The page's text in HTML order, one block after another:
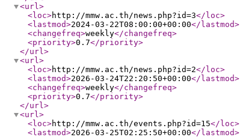
<url>
<loc>http://mmw.ac.th/news.php?id=3</loc>
<lastmod>2024-03-22T08:00:00+00:00</lastmod>
<changefreq>weekly</changefreq>
<priority>0.7</priority>
</url>
<url>
<loc>http://mmw.ac.th/news.php?id=2</loc>
<lastmod>2026-03-24T22:20:50+00:00</lastmod>
<changefreq>weekly</changefreq>
<priority>0.7</priority>
</url>
<url>
<loc>http://mmw.ac.th/events.php?id=15</loc>
<lastmod>2026-03-25T02:25:50+00:00</lastmod>